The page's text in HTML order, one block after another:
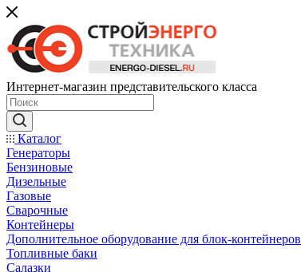
Интернет-магазин представительского класса
Каталог
Генераторы
Бензиновые
Дизельные
Газовые
Сварочные
Контейнеры
Дополнительное оборудование для блок-контейнеров
Топливные баки
Салазки